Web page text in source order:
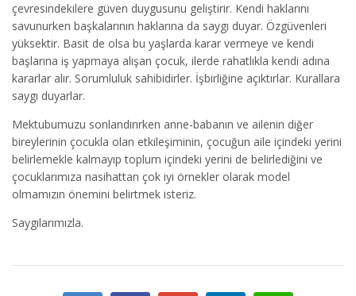
çevresindekilere güven duygusunu geliştirir. Kendi haklarını
savunurken başkalarının haklarına da saygı duyar. Özgüvenleri
yüksektir. Basit de olsa bu yaşlarda karar vermeye ve kendi
başlarına iş yapmaya alışan çocuk, ilerde rahatlıkla kendi adına
kararlar alır. Sorumluluk sahibidirler. İşbirliğine açıktırlar. Kurallara
saygı duyarlar.
Mektubumuzu sonlandırırken anne-babanın ve ailenin diğer
bireylerinin çocukla olan etkileşiminin, çocuğun aile içindeki yerini
belirlemekle kalmayıp toplum içindeki yerini de belirlediğini ve
çocuklarımıza nasihattan çok iyi örnekler olarak model
olmamızın önemini belirtmek isteriz.
Saygılarımızla.